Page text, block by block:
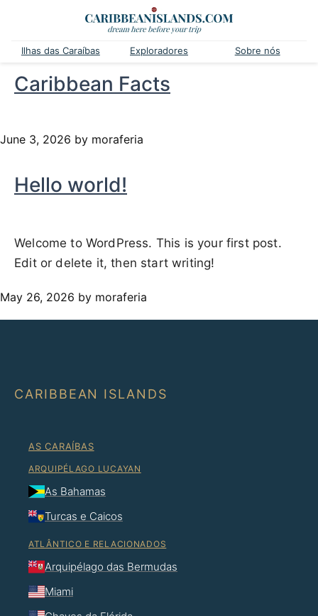
Ilhas das Caraíbas Exploradores Sobre nós
Caribbean Facts
June 3, 2026 by moraferia
Hello world!
Welcome to WordPress. This is your first post.
Edit or delete it, then start writing!
May 26, 2026 by moraferia
CARIBBEAN ISLANDS
AS CARAÍBAS
ARQUIPÉLAGO LUCAYAN
As Bahamas
Turcas e Caicos
ATLÂNTICO E RELACIONADOS
Arquipélago das Bermudas
Miami